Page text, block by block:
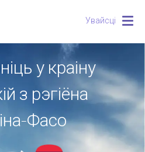
Увайсці
у краіну
з рэгіёна
Фасо